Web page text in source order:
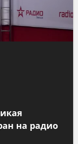
на радио